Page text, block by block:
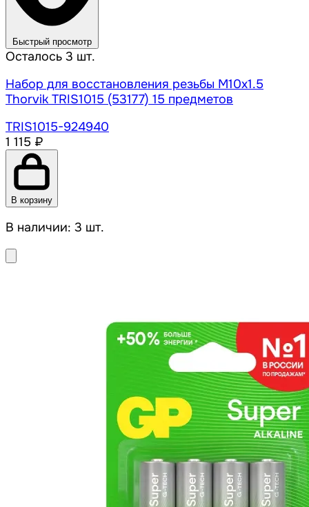
Быстрый просмотр
Осталось 3 шт.
Набор для восстановления резьбы M10x1.5
Thorvik TRIS1015 (53177) 15 предметов
TRIS1015-924940
1 115 ₽
В корзину
В наличии: 3 шт.